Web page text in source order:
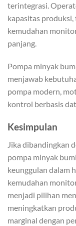
terintegrasi.
kapasitas
kemudahan
panjang.
Pompa minyak
menjawab
pompa modern,
kontrol berbasis
Kesimpulan
Jika dibandingkan
pompa minyak
keunggulan dalam
kemudahan
menjadi pilihan
meningkatkan
marginal dengan